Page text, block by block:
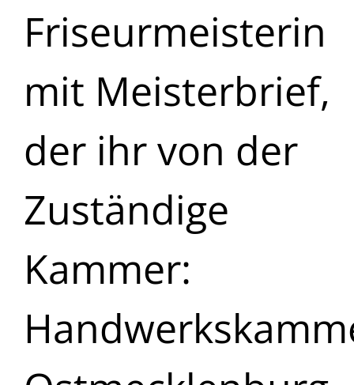
Friseurmeisterin
mit Meisterbrief,
der ihr von der
Zuständige
Kammer: